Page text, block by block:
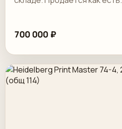
700 000 ₽